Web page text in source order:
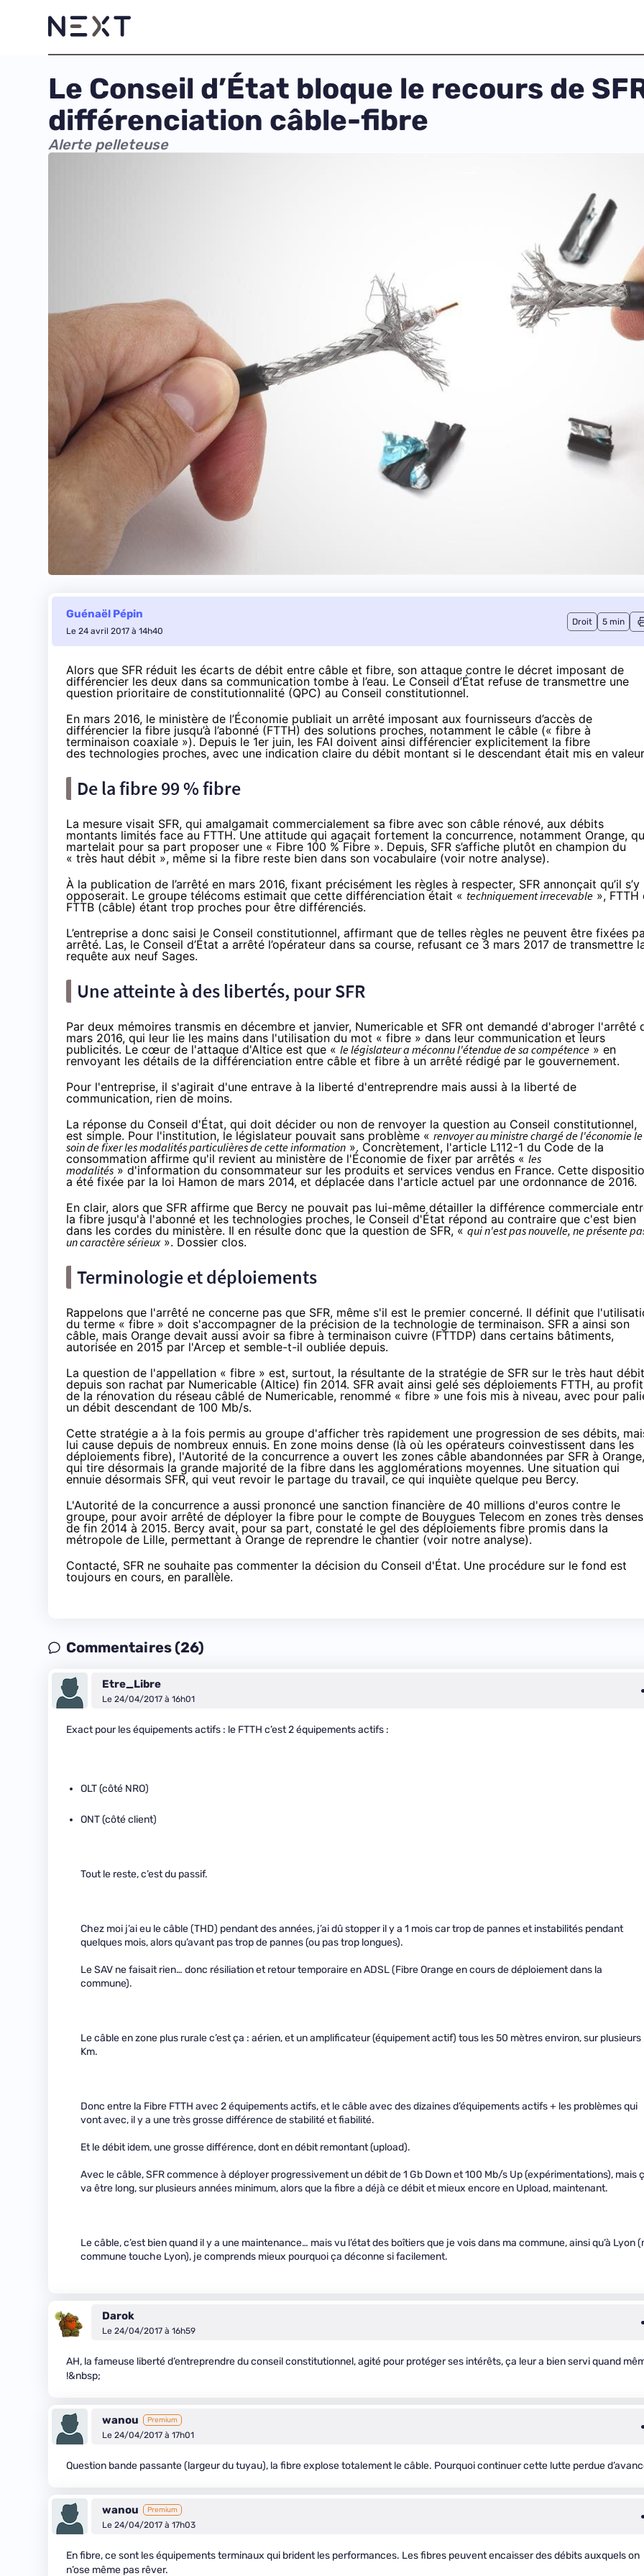
Le Conseil d’État bloque le recours de
différenciation câble-fibre
Alerte pelleteuse
Guénaël Pépin
Le 24 avril 2017 à 14h40
Droit 5 min
Alors que SFR réduit les écarts de débit entre câble et fibre, son attaque contre le décret imposant de
différencier les deux dans sa communication tombe à l’eau. Le Conseil d’État refuse de transmettre une
question prioritaire de constitutionnalité (QPC) au Conseil constitutionnel.
En mars 2016, le ministère de l’Économie publiait un arrêté imposant aux fournisseurs d’accès de
différencier la fibre jusqu’à l’abonné (FTTH) des solutions proches, notamment le câble (« fibre à
terminaison coaxiale »). Depuis le 1er juin, les FAI doivent ainsi différencier explicitement la fibre
des technologies proches, avec une indication claire du débit montant si le descendant était mis en
Dela fibre99 % fibre
La mesure visait SFR, qui amalgamait commercialement sa fibre avec son câble rénové, aux débits
montants limités face au FTTH. Une attitude qui agaçait fortement la concurrence, notamment Orange,
martelait pour sa part proposer une « Fibre 100 % Fibre ». Depuis, SFR s’affiche plutôt en champion du
« très haut débit », même si la fibre reste bien dans son vocabulaire (voir notre analyse).
À la publication de l’arrêté en mars 2016, fixant précisément les règles à respecter, SFR annonçait qu’il s’y
opposerait. Le groupe télécoms estimait que cette différenciation était « techniquement irrecevable », FTTH
FTTB (câble) étant trop proches pour être différenciés.
L’entreprise a donc saisi le Conseil constitutionnel, affirmant que de telles règles ne peuvent être fixées
arrêté. Las, le Conseil d’État a arrêté l’opérateur dans sa course, refusant ce 3 mars 2017 de transmettre
requête aux neuf Sages.
Une atteinte à des libertés, pourSFR
Par deux mémoires transmis en décembre et janvier, Numericable et SFR ont demandé d'abroger l'arrêté
mars 2016, qui leur lie les mains dans l'utilisation du mot « fibre » dans leur communication et leurs
publicités. Le cœur de l'attaque d'Altice est que « le législateur a méconnu l'étendue de sa compétence » en
renvoyant les détails de la différenciation entre câble et fibre à un arrêté rédigé par le gouvernement.
Pour l'entreprise, il s'agirait d'une entrave à la liberté d'entreprendre mais aussi à la liberté de
communication, rien de moins.
La réponse du Conseil d'État, qui doit décider ou non de renvoyer la question au Conseil constitutionnel,
est simple. Pour l'institution, le législateur pouvait sans problème « renvoyer au ministre chargé de l'économie le
soin de fixer les modalités particulières de cette information ». Concrètement, l'article L112-1 du Code de la
consommation affirme qu'il revient au ministère de l'Économie de fixer par arrêtés « les
modalités » d'information du consommateur sur les produits et services vendus en France. Cette
a été fixée par la loi Hamon de mars 2014, et déplacée dans l'article actuel par une ordonnance de 2016.
En clair, alors que SFR affirme que Bercy ne pouvait pas lui-même détailler la différence commerciale
la fibre jusqu'à l'abonné et les technologies proches, le Conseil d'État répond au contraire que c'est bien
dans les cordes du ministère. Il en résulte donc que la question de SFR, « qui n'est pas nouvelle, ne présente
un caractère sérieux». Dossier clos.
Terminologie et déploiements
Rappelons que l'arrêté ne concerne pas que SFR, même s'il est le premier concerné. Il définit que
du terme « fibre » doit s'accompagner de la précision de la technologie de terminaison. SFR a ainsi son
câble, mais Orange devait aussi avoir sa fibre à terminaison cuivre (FTTDP) dans certains bâtiments,
autorisée en 2015 par l'Arcep et semble-t-il oubliée depuis.
La question de l'appellation « fibre » est, surtout, la résultante de la stratégie de SFR sur le très haut débit
depuis son rachat par Numericable (Altice) fin 2014. SFR avait ainsi gelé ses déploiements FTTH, au profit
de la rénovation du réseau câblé de Numericable, renommé « fibre » une fois mis à niveau, avec pour
un débit descendant de 100 Mb/s.
Cette stratégie a à la fois permis au groupe d'afficher très rapidement une progression de ses débits,
lui cause depuis de nombreux ennuis. En zone moins dense (là où les opérateurs coinvestissent dans les
déploiements fibre), l'Autorité de la concurrence a ouvert les zones câble abandonnées par SFR à Orange,
qui tire désormais la grande majorité de la fibre dans les agglomérations moyennes. Une situation qui
ennuie désormais SFR, qui veut revoir le partage du travail, ce qui inquiète quelque peu Bercy.
L'Autorité de la concurrence a aussi prononcé une sanction financière de 40 millions d'euros contre le
groupe, pour avoir arrêté de déployer la fibre pour le compte de Bouygues Telecom en zones très denses
de fin 2014 à 2015. Bercy avait, pour sa part, constaté le gel des déploiements fibre promis dans la
métropole de Lille, permettant àOrangede reprendre le chantier (voir notre analyse).
Contacté, SFR ne souhaite pas commenter la décision du Conseil d'État. Une procédure sur le fond est
toujours en cours, en parallèle.
Commentaires (26)
Etre_Libre
Le 24/04/2017 à 16h01
Exact pour les équipements actifs : le FTTH c’est 2 équipements actifs :
OLT (côté NRO)
ONT (côté client)
Tout le reste, c’est du passif.
Chez moi j’ai eu le câble (THD) pendant des années, j’ai dû stopper il y a 1 mois car trop de pannes et instabilités pendant
quelques mois, alors qu’avant pas trop de pannes (ou pas trop longues).
Le SAV ne faisait rien… donc résiliation et retour temporaire en ADSL (Fibre Orange en cours de déploiement dans la
commune).
Le câble en zone plus rurale c’est ça : aérien, et un amplificateur (équipement actif) tous les 50 mètres environ, sur plusieurs
Km.
Donc entre la Fibre FTTH avec 2 équipements actifs, et le câble avec des dizaines d’équipements actifs + les problèmes qui
vont avec, il y a une très grosse différence de stabilité et fiabilité.
Et le débit idem, une grosse différence, dont en débit remontant (upload).
Avec le câble, SFR commence à déployer progressivement un débit de 1 Gb Down et 100 Mb/s Up (expérimentations), mais
va être long, sur plusieurs années minimum, alors que la fibre a déjà ce débit et mieux encore en Upload, maintenant.
Le câble, c’est bien quand il y a une maintenance… mais vu l’état des boîtiers que je vois dans ma commune, ainsi qu’à Lyon
commune touche Lyon), je comprends mieux pourquoi ça déconne si facilement.
Darok
Le 24/04/2017 à 16h59
AH, la fameuse liberté d’entreprendre du conseil constitutionnel, agité pour protéger ses intérêts, ça leur a bien servi quand
!&nbsp;
wanou Premium
Le 24/04/2017 à 17h01
Question bande passante (largeur du tuyau), la fibre explose totalement le câble. Pourquoi continuer cette lutte perdue
wanou Premium
Le 24/04/2017 à 17h03
En fibre, ce sont les équipements terminaux qui brident les performances. Les fibres peuvent encaisser des débits auxquels on
n’ose même pas rêver.